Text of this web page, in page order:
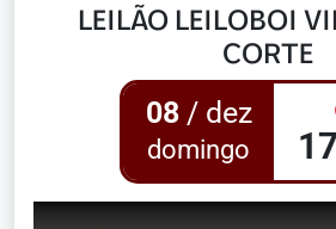
LEILÃO LEILOBOI
CORTE
08 / dez
domingo